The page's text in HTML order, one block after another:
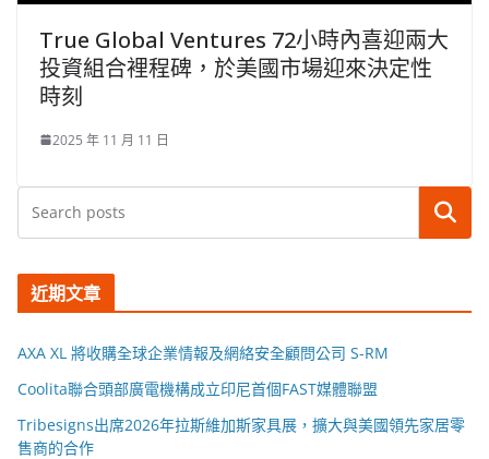
True Global Ventures 72小時內喜迎兩大
投資組合裡程碑，於美國市場迎來決定性
時刻
2025 年 11 月 11 日
搜尋
近期文章
AXA XL 將收購全球企業情報及網絡安全顧問公司 S-RM
Coolita聯合頭部廣電機構成立印尼首個FAST媒體聯盟
Tribesigns出席2026年拉斯維加斯家具展，擴大與美國領先家居零
售商的合作